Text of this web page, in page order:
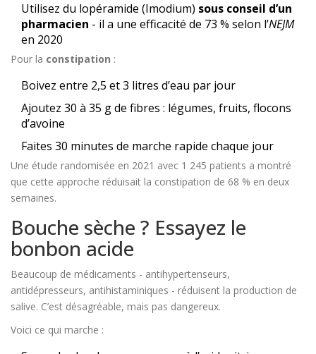
Utilisez du lopéramide (Imodium) sous conseil d’un
pharmacien - il a une efficacité de 73 % selon l’NEJM
en 2020
Pour la constipation :
Boivez entre 2,5 et 3 litres d’eau par jour
Ajoutez 30 à 35 g de fibres : légumes, fruits, flocons
d’avoine
Faites 30 minutes de marche rapide chaque jour
Une étude randomisée en 2021 avec 1 245 patients a montré
que cette approche réduisait la constipation de 68 % en deux
semaines.
Bouche sèche ? Essayez le
bonbon acide
Beaucoup de médicaments - antihypertenseurs,
antidépresseurs, antihistaminiques - réduisent la production de
salive. C’est désagréable, mais pas dangereux.
Voici ce qui marche :